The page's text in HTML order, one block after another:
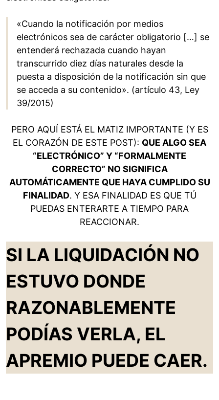
«Cuando la notificación por medios
electrónicos sea de carácter obligatorio […] se
entenderá rechazada cuando hayan
transcurrido diez días naturales desde la
puesta a disposición de la notificación sin que
se acceda a su contenido». (artículo 43, Ley
39/2015)
PERO AQUÍ ESTÁ EL MATIZ IMPORTANTE (Y ES
EL CORAZÓN DE ESTE POST): QUE ALGO SEA
“ELECTRÓNICO” Y “FORMALMENTE
CORRECTO” NO SIGNIFICA
AUTOMÁTICAMENTE QUE HAYA CUMPLIDO SU
FINALIDAD. Y ESA FINALIDAD ES QUE TÚ
PUEDAS ENTERARTE A TIEMPO PARA
REACCIONAR.
SI LA LIQUIDACIÓN NO
ESTUVO DONDE
RAZONABLEMENTE
PODÍAS VERLA, EL
APREMIO PUEDE CAER.